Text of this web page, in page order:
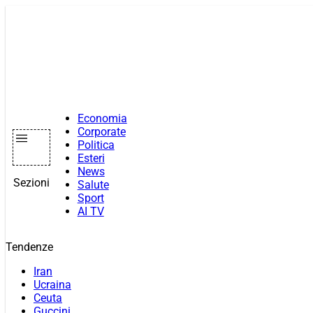
Sezioni
Economia
Corporate
Politica
Esteri
News
Salute
Sport
AI TV
Tendenze
Iran
Ucraina
Ceuta